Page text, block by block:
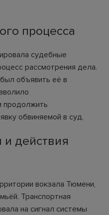
процесса
судебные
рассмотрения дела.
объявить её в
продолжить
обвиняемой в суд.
действия
вокзала Тюмени,
Транспортная
на сигнал системы